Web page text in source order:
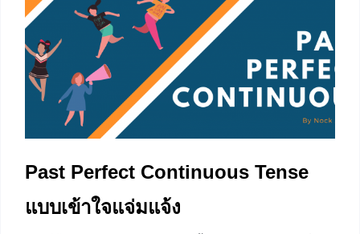
Past Perfect Continuous Tense
แบบเข้าใจแจ่มแจ้ง